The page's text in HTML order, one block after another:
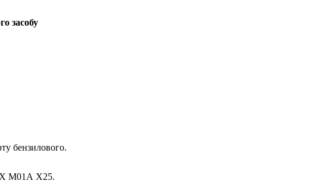
засобу
бензилового.
М01А Х25.